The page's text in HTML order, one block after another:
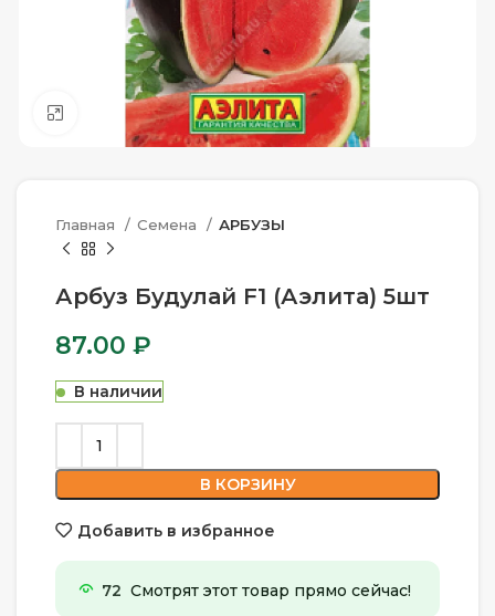
Нажмите, чтобы увеличить
Главная Семена АРБУЗЫ
Арбуз Будулай F1 (Аэлита) 5шт
87.00 ₽
В наличии
В КОРЗИНУ
Добавить в избранное
72 Смотрят этот товар прямо сейчас!